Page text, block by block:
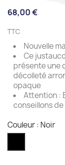
68,00 €
TTC
Nouvelle
Ce
présente une
décolleté
opaque
Attention :
conseillons
Couleur : Noir